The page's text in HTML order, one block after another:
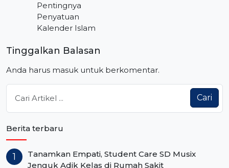
Pentingnya
Penyatuan
Kalender Islam
Tinggalkan Balasan
Anda harus masuk untuk berkomentar.
Cari
Berita terbaru
Tanamkan Empati, Student Care SD Musix
Jenguk Adik Kelas di Rumah Sakit